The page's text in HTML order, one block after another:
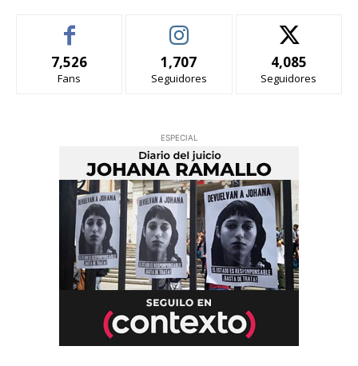
7,526
Fans
1,707
Seguidores
4,085
Seguidores
ESPECIAL